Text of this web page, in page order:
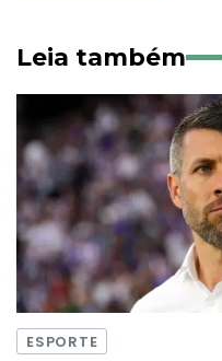
Leia também
ESPORTE